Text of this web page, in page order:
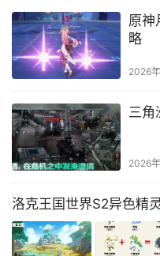
原神
略
2026
三角
2026
洛克王国世界S2异色精